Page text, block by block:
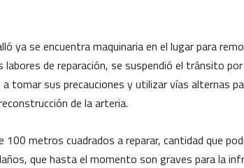
ya se encuentra maquinaria en el lugar para
labores de reparación, se suspendió el tránsito
a tomar sus precauciones y utilizar vías alternas
de la arteria.
100 metros cuadrados a reparar, cantidad que
que hasta el momento son graves para la